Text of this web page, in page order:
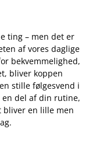
ting – men det er
af vores daglige
bekvemmelighed,
bliver koppen
stille følgesvend i
en del af din rutine,
en lille men